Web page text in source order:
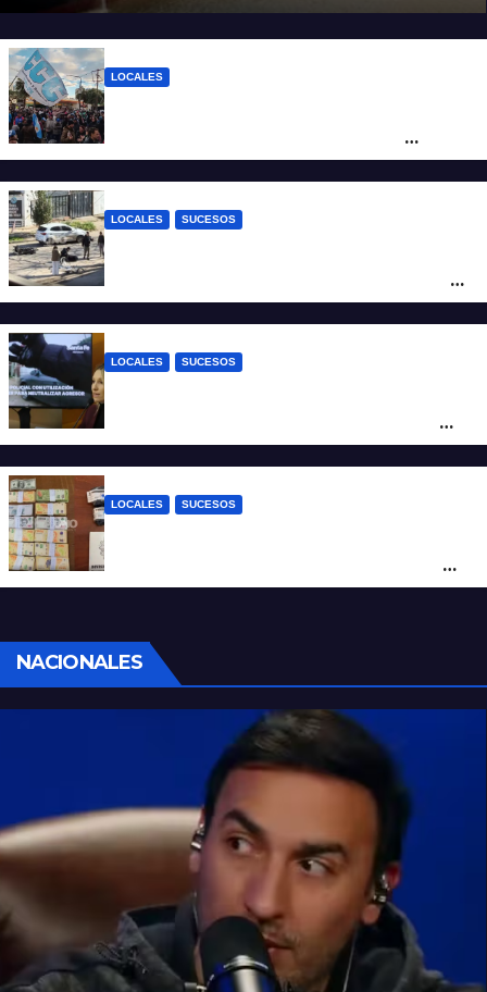
LOCALES
sociales y sindicales
LOCALES SUCESOS
tendida sobre la calzada
LOCALES SUCESOS
con un arma blanca en la ruta 168
LOCALES SUCESOS
de 700 gramos de cocaína
NACIONALES